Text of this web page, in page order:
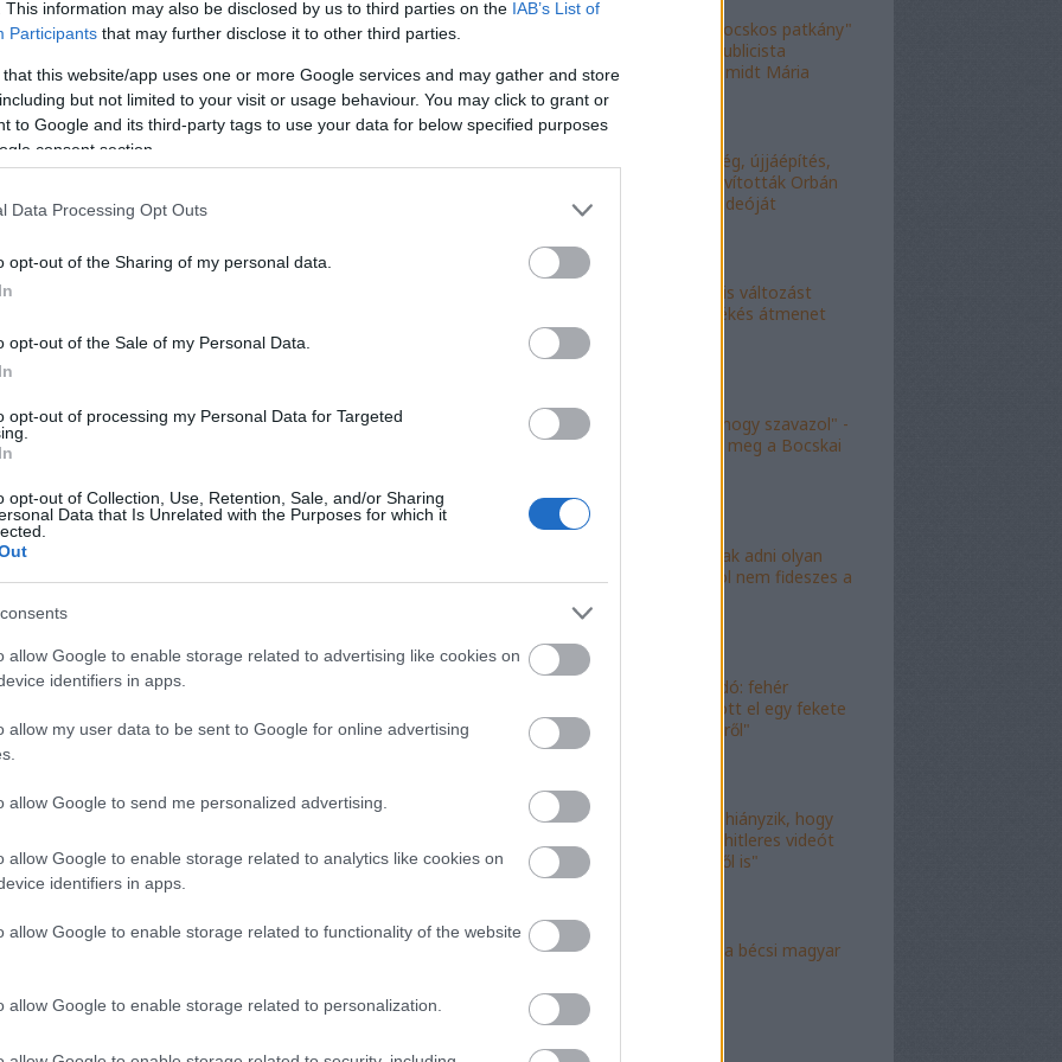
This information may also be disclosed by us to third parties on the IAB’s List of
Participants that may further disclose it to other third parties.
that this website/app uses one or more Google services and may gather and store
but not limited to your visit or usage behaviour. You may click to grant or
to Google and its third-party tags to use your data for below specified purposes
consent section.
Data Processing Opt Outs
opt-out of the Sharing of my personal data.
opt-out of the Sale of my Personal Data.
opt-out of processing my Personal Data for Targeted
opt-out of Collection, Use, Retention, Sale, and/or Sharing
Data that Is Unrelated with the Purposes for which it
allow Google to enable storage related to advertising like cookies on
identifiers in apps.
allow my user data to be sent to Google for online advertising
allow Google to send me personalized advertising.
allow Google to enable storage related to analytics like cookies on
identifiers in apps.
allow Google to enable storage related to functionality of the website
allow Google to enable storage related to personalization.
millió forint
Erik fideszes politikus felesége is nagyot kaszált:
brüsszeli pénzből építi a lovardáját is, amelyben
lovarda több uniós pályázaton nyert milliókat:
aztán 32,4 milliót lovarda építésére, aztán 39
azÁtlátszó.
forint
de a Matolcsy Ádám érdekeltségébe került
A jegybankelnök fiának közvetett
millió forint brüsszeli pénzre pályázott idén, és
dolgozó gyakornokok támogatására kapja az
forrásaiból. A pénz pikantériája az, hogy a
zajlott, hogy a kormányzat elindította az „Állítsuk
is figyelemre méltó, hogy az ifjú vállalkozó
„Nem Magyarország veszélyezteti az EU-t,
tavaly év végén a Frankfurter Allgemeine Zeitung
a jegybankelnök éles kritikával illette
bírálatok ide vagy oda, a pénz azért bizonyosan
71 komment
"Figyelj, te mocskos patkány"
- a fideszes publicista
nekiesett Schmidt Mária
"Kell-e segítség, újjáépítés,
bármi?" - Kijavították Orbán
telefonálós videóját
"Kokó radikális változást
akart, én a békés átmenet
"Köszönöm, hogy szavazol" -
molinó jelent meg a Bocskai
"Lóf.szt fognak adni olyan
területre, ahol nem fideszes a
"Magyar híradó: fehér
gyereket lopott el egy fekete
férfi az erkélyről"
"Már csak az hiányzik, hogy
valami idióta hitleres videót
csináljon ebből is"
"Mély torok" a bécsi magyar